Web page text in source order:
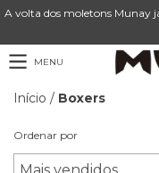
A volta dos moletons Munay
MENU
Início / Boxers
Ordenar por